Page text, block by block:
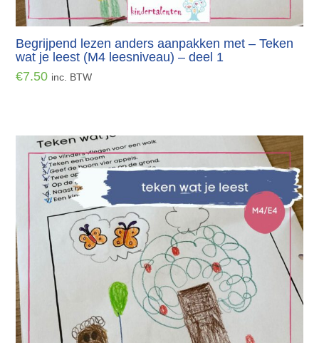
Begrijpend lezen anders aanpakken met – Teken
wat je leest (M4 leesniveau) – deel 1
€7.50 inc. BTW